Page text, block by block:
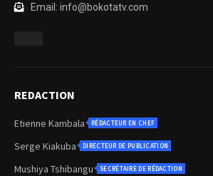
Email: info@bokotatv.com
REDACTION
Etienne Kambala RÉDACTEUR EN CHEF
Serge Kiakuba DIRECTEUR DE PUBLICATION
Mushiya Tshibangu SECRÉTAIRE DE RÉDACTION